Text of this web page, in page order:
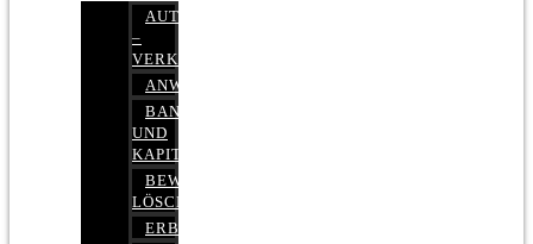
AUTOBETRUG
–
VERKEHRSRECHT
ANWALTSHAFTUNGSRECHT
BANK-
UND
KAPITALMARKTRECHT
BEWERTUNGEN
LÖSCHEN
ERBRECHT